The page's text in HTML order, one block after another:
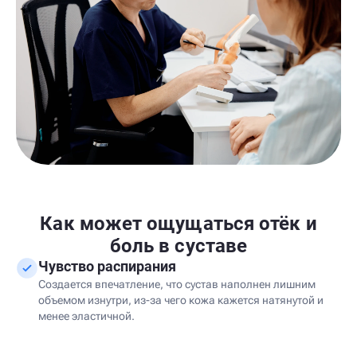
Как может ощущаться отёк и
боль в суставе
Чувство распирания
Создается впечатление, что сустав наполнен лишним
объемом изнутри, из-за чего кожа кажется натянутой и
менее эластичной.